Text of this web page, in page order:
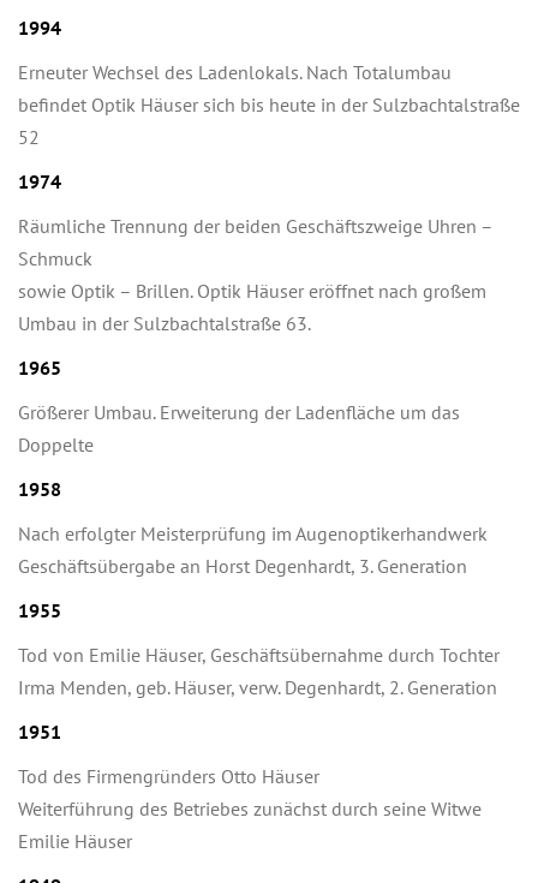
1994
Erneuter Wechsel des Ladenlokals. Nach Totalumbau
befindet Optik Häuser sich bis heute in der Sulzbachtalstraße
52
1974
Räumliche Trennung der beiden Geschäftszweige Uhren –
Schmuck
sowie Optik – Brillen. Optik Häuser eröffnet nach großem
Umbau in der Sulzbachtalstraße 63.
1965
Größerer Umbau. Erweiterung der Ladenfläche um das
Doppelte
1958
Nach erfolgter Meisterprüfung im Augenoptikerhandwerk
Geschäftsübergabe an Horst Degenhardt, 3. Generation
1955
Tod von Emilie Häuser, Geschäftsübernahme durch Tochter
Irma Menden, geb. Häuser, verw. Degenhardt, 2. Generation
1951
Tod des Firmengründers Otto Häuser
Weiterführung des Betriebes zunächst durch seine Witwe
Emilie Häuser